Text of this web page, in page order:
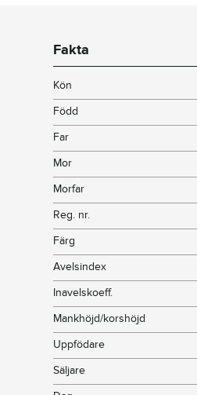
Fakta
Kön
Född
Far
Mor
Morfar
Reg. nr.
Färg
Avelsindex
Inavelskoeff.
Mankhöjd/korshöjd
Uppfödare
Säljare